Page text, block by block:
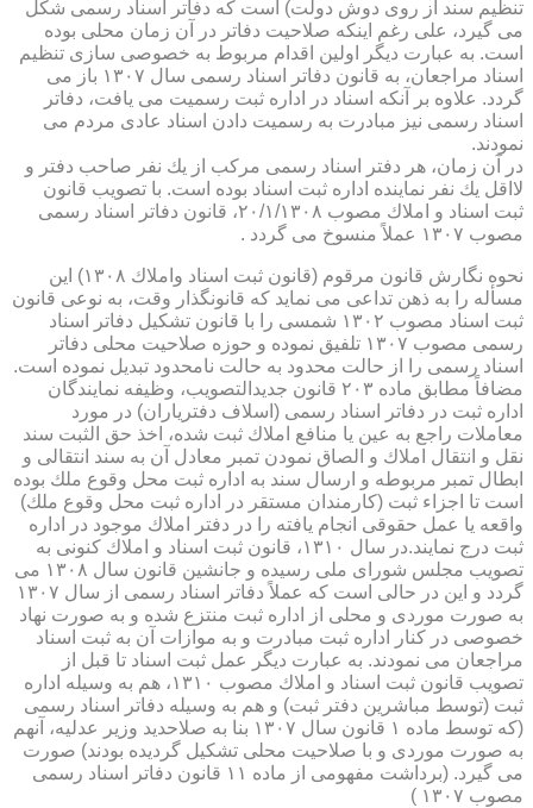
تنظیم سند از روی دوش دولت) است كه دفاتر اسناد رسمی شكل
می گیرد، علی رغم اینكه صلاحیت دفاتر در آن زمان محلی بوده
است. به عبارت دیگر اولین اقدام مربوط به خصوصی سازی تنظیم
اسناد مراجعان، به قانون دفاتر اسناد رسمی سال ۱۳۰۷ باز می
گردد. علاوه بر آنكه اسناد در اداره ثبت رسمیت می یافت، دفاتر
اسناد رسمی نیز مبادرت به رسمیت دادن اسناد عادی مردم می
نمودند.
در آن زمان، هر دفتر اسناد رسمی مركب از یك نفر صاحب دفتر و
لااقل یك نفر نماینده اداره ثبت اسناد بوده است. با تصویب قانون
ثبت اسناد و املاك مصوب ۲۰/۱/۱۳۰۸، قانون دفاتر اسناد رسمی
مصوب ۱۳۰۷ عملاً منسوخ می گردد .
نحوه نگارش قانون مرقوم (قانون ثبت اسناد واملاك ۱۳۰۸) این
مسأله را به ذهن تداعی می نماید كه قانونگذار وقت، به نوعی قانون
ثبت اسناد مصوب ۱۳۰۲ شمسی را با قانون تشكیل دفاتر اسناد
رسمی مصوب ۱۳۰۷ تلفیق نموده و حوزه صلاحیت محلی دفاتر
اسناد رسمی را از حالت محدود به حالت نامحدود تبدیل نموده است.
مضافاً مطابق ماده ۲۰۳ قانون جدیدالتصویب، وظیفه نمایندگان
اداره ثبت در دفاتر اسناد رسمی (اسلاف دفتریاران) در مورد
معاملات راجع به عین یا منافع املاك ثبت شده، اخذ حق الثبت سند
نقل و انتقال املاك و الصاق نمودن تمبر معادل آن به سند انتقالی و
ابطال تمبر مربوطه و ارسال سند به اداره ثبت محل وقوع ملك بوده
است تا اجزاء ثبت (كارمندان مستقر در اداره ثبت محل وقوع ملك)
واقعه یا عمل حقوقی انجام یافته را در دفتر املاك موجود در اداره
ثبت درج نمایند.در سال ۱۳۱۰، قانون ثبت اسناد و املاك كنونی به
تصویب مجلس شورای ملی رسیده و جانشین قانون سال ۱۳۰۸ می
گردد و این در حالی است كه عملاً دفاتر اسناد رسمی از سال ۱۳۰۷
به صورت موردی و محلی از اداره ثبت منتزع شده و به صورت نهاد
خصوصی در كنار اداره ثبت مبادرت و به موازات آن به ثبت اسناد
مراجعان می نمودند. به عبارت دیگر عمل ثبت اسناد تا قبل از
تصویب قانون ثبت اسناد و املاك مصوب ۱۳۱۰، هم به وسیله اداره
ثبت (توسط مباشرین دفتر ثبت) و هم به وسیله دفاتر اسناد رسمی
(كه توسط ماده ۱ قانون سال ۱۳۰۷ بنا به صلاحدید وزیر عدلیه، آنهم
به صورت موردی و با صلاحیت محلی تشكیل گردیده بودند) صورت
می گیرد. (برداشت مفهومی از ماده ۱۱ قانون دفاتر اسناد رسمی
مصوب ۱۳۰۷ )